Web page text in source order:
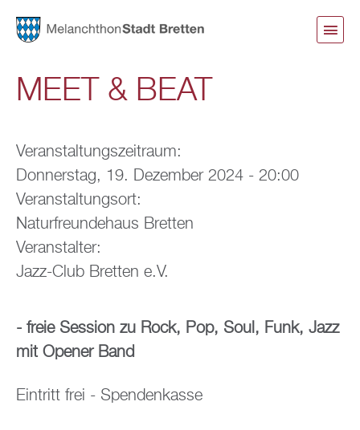
MEET & BEAT
Veranstaltungszeitraum:
Donnerstag, 19. Dezember 2024 - 20:00
Veranstaltungsort:
Naturfreundehaus Bretten
Veranstalter:
Jazz-Club Bretten e.V.
- freie Session zu Rock, Pop, Soul, Funk, Jazz
mit Opener Band
Eintritt frei - Spendenkasse